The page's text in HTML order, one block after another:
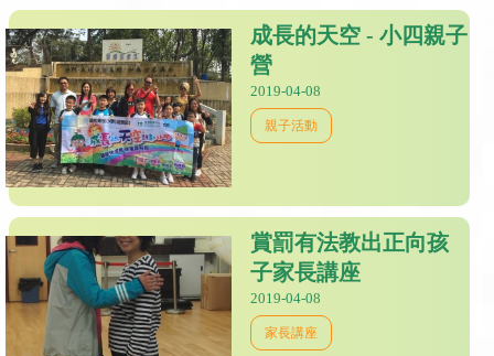
成長的天空 - 小四親子
營
2019-04-08
親子活動
賞罰有法教出正向孩
子家長講座
2019-04-08
家長講座